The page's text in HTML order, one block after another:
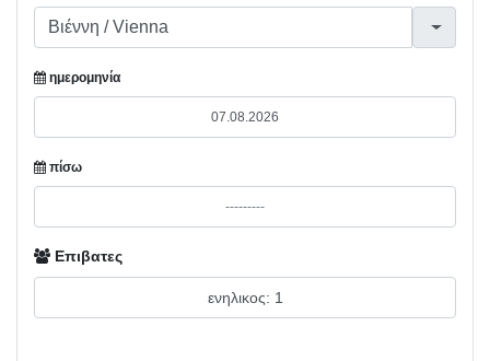
ημερομηνία
πίσω
Επιβατες